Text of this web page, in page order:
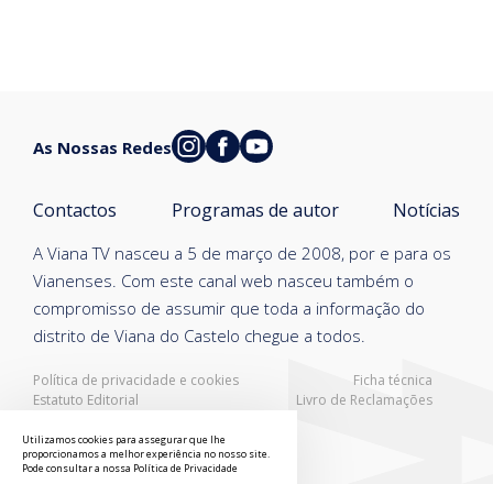
Política de privacidade e cookies
Ficha técnica
Estatuto Editorial
Livro de Reclamações
A Viana TV nasceu a 5 de março de 2008, por e para os
Vianenses. Com este canal web nasceu também o
compromisso de assumir que toda a informação do
distrito de Viana do Castelo chegue a todos.
Contactos Programas de autor Notícias
As Nossas Redes
Utilizamos cookies para assegurar que lhe
proporcionamos a melhor experiência no nosso site.
Pode consultar a nossa Política de Privacidade